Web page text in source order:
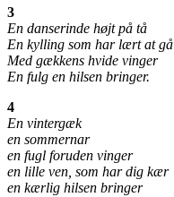
3
En danserinde højt på tå
En kylling som har lært at gå
Med gækkens hvide vinger
En fulg en hilsen bringer.
4
En vintergæk
en sommernar
en fugl foruden vinger
en lille ven, som har dig kær
en kærlig hilsen bringer